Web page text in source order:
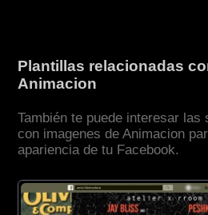
Plantillas relacionadas
Animacion
También te puede interesar las
con imagenes de Animacion
apariencia de tu Facebook.